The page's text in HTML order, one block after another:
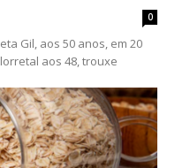
0
Gil, aos 50 anos, em 20
aos 48, trouxe